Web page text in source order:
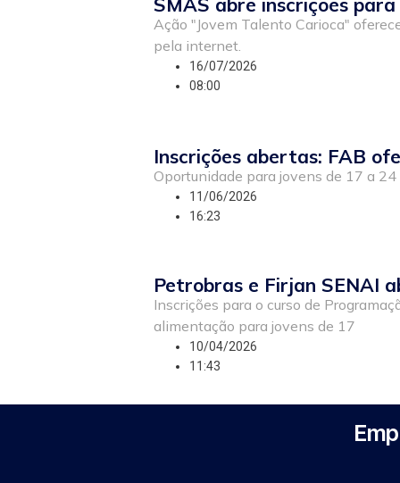
Ação "Jovem Talento Carioca"
pela internet.
16/07/2026
08:00
Inscrições abertas: FAB
Oportunidade para jovens de 17 a
11/06/2026
16:23
Petrobras e Firjan SENAI
Inscrições para o curso de
alimentação para jovens de 17
10/04/2026
11:43